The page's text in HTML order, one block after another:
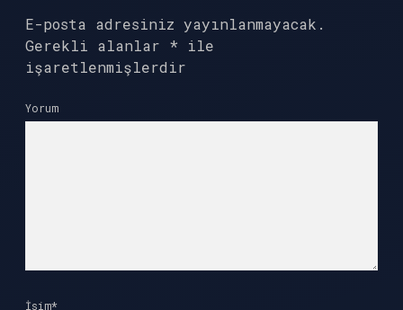
E-posta adresiniz yayınlanmayacak.
Gerekli alanlar * ile
işaretlenmişlerdir
Yorum
İsim*